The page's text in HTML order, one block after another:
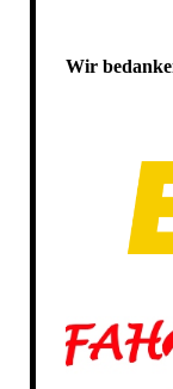
Wir